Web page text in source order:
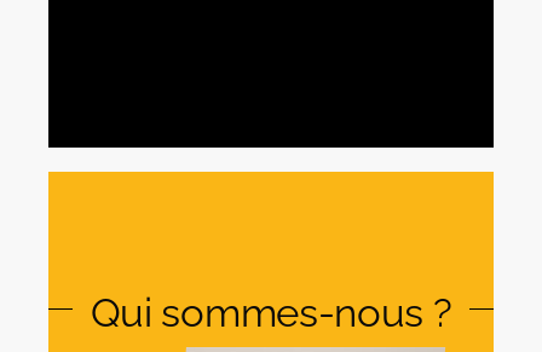
Qui sommes-nous ?